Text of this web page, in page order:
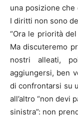
una posizione
I diritti non sono
“Ora le priorità
Ma discuteremo
nostri alleati,
aggiungersi, ben
di confrontarsi su
all’altro “non devi
sinistra”: non